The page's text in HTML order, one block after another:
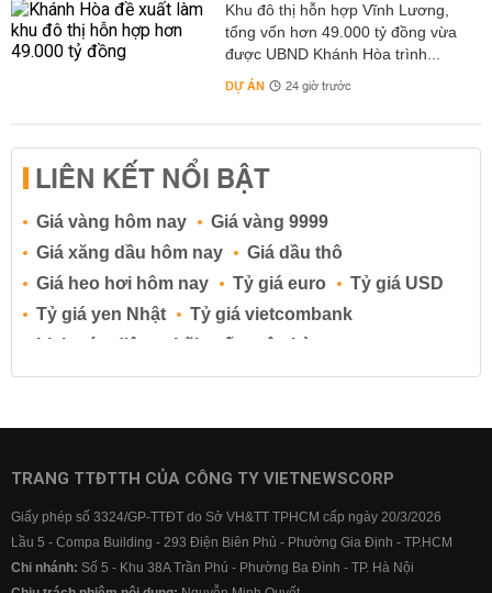
Khu đô thị hỗn hợp Vĩnh Lương,
tổng vốn hơn 49.000 tỷ đồng vừa
được UBND Khánh Hòa trình...
DỰ ÁN 24 giờ trước
LIÊN KẾT NỔI BẬT
Giá vàng hôm nay
Giá vàng 9999
Giá xăng dầu hôm nay
Giá dầu thô
Giá heo hơi hôm nay
Tỷ giá euro
Tỷ giá USD
Tỷ giá yen Nhật
Tỷ giá vietcombank
Lịch cúp điện
Lãi suất ngân hàng
Lãi suất tiết kiệm
Lãi suất tiền gửi
Lãi suất ngân hàng BIDV
Lãi suất ngân hàng Vietcombank
TRANG TTĐTTH CỦA CÔNG TY VIETNEWSCORP
Giấy phép số 3324/GP-TTĐT do Sở VH&TT TPHCM cấp ngày 20/3/2026
Lầu 5 - Compa Building - 293 Điện Biên Phủ - Phường Gia Định - TP.HCM
Chi nhánh: Số 5 - Khu 38A Trần Phú - Phường Ba Đình - TP. Hà Nội